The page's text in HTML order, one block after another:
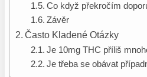
Co když překročím
Závěr
Často Kladené Otázky
Je 10mg THC příliš
Je třeba se obávat